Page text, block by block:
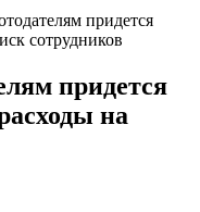
придется
сотрудников
придется
на